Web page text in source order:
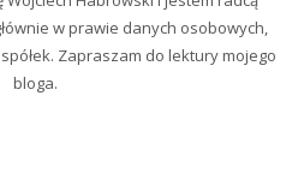
w prawie danych osobowych,
Zapraszam do lektury mojego
bloga.